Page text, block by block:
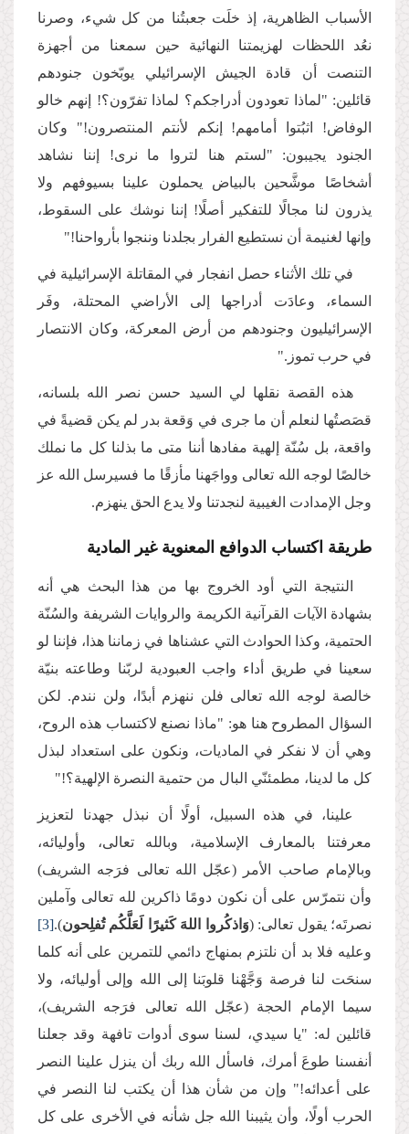
الأسباب الظاهرية، إذ خلَت جعبتُنا من كل شيء، وصرنا
نعُد اللحظات لهزيمتنا النهائية حين سمعنا من أجهزة
التنصت أن قادة الجيش الإسرائيلي يوبّخون جنودهم
قائلين: "لماذا تعودون أدراجكم؟ لماذا تفرّون؟! إنهم خالو
الوفاض! اثبُتوا أمامهم! إنكم لأنتم المنتصرون!" وكان
الجنود يجيبون: "لستم هنا لتروا ما نرى! إننا نشاهد
أشخاصًا موشَّحين بالبياض يحملون علينا بسيوفهم ولا
يذرون لنا مجالًا للتفكير أصلًا! إننا نوشك على السقوط،
وإنها لغنيمة أن نستطيع الفرار بجلدنا وننجوا بأرواحنا!"
في تلك الأثناء حصل انفجار في المقاتلة الإسرائيلية في
السماء، وعادَت أدراجها إلى الأراضي المحتلة، وفَر
الإسرائيليون وجنودهم من أرض المعركة، وكان الانتصار
في حرب تموز."
هذه القصة نقلها لي السيد حسن نصر الله بلسانه،
قصَصتُها لنعلم أن ما جرى في وَقعة بدر لم يكن قضيةً في
واقعة، بل سُنّة إلهية مفادها أننا متى ما بذلنا كل ما نملك
خالصًا لوجه الله تعالى وواجَهنا مأزقًا ما فسيرسل الله عز
وجل الإمدادت الغيبية لنجدتنا ولا يدع الحق ينهزم.
طريقة اكتساب الدوافع المعنوية غير المادية
النتيجة التي أود الخروج بها من هذا البحث هي أنه
بشهادة الآيات القرآنية الكريمة والروايات الشريفة والسُنّة
الحتمية، وكذا الحوادث التي عشناها في زماننا هذا، فإننا لو
سعينا في طريق أداء واجب العبودية لربّنا وطاعته بنيّة
خالصة لوجه الله تعالى فلن ننهزم أبدًا، ولن نندم. لكن
السؤال المطروح هنا هو: "ماذا نصنع لاكتساب هذه الروح،
وهي أن لا نفكر في الماديات، ونكون على استعداد لبذل
كل ما لدينا، مطمئنّي البال من حتمية النصرة الإلهية؟!"
علينا، في هذه السبيل، أولًا أن نبذل جهدنا لتعزيز
معرفتنا بالمعارف الإسلامية، وبالله تعالى، وأوليائه،
وبالإمام صاحب الأمر (عجّل الله تعالى فرَجه الشريف)
وأن نتمرّس على أن نكون دومًا ذاكرين لله تعالى وآملين
نصرتَه؛ يقول تعالى: (وَاذكُروا اللهَ كَثيرًا لَعَلَّكُم تُفلِحون).
[3]
وعليه فلا بد أن نلتزم بمنهاج دائمي للتمرين على أنه كلما
سنحَت لنا فرصة وَجَّهْنا قلوبَنا إلى الله وإلى أوليائه، ولا
سيما الإمام الحجة (عجّل الله تعالى فرَجه الشريف)،
قائلين له: "يا سيدي، لسنا سوى أدوات تافهة وقد جعلنا
أنفسنا طوعَ أمرك، فاسأل الله ربك أن ينزل علينا النصر
على أعدائه!" وإن من شأن هذا أن يكتب لنا النصر في
الحرب أولًا، وأن يثيبنا الله جل شأنه في الأخرى على كل